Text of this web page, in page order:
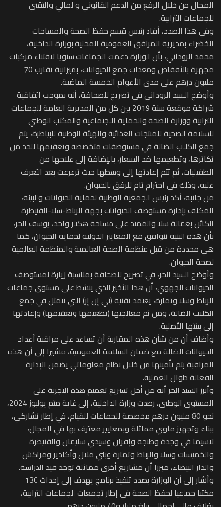
المجال من خلال الرفع من الدعم القانوني والمالي والتقني
للجماعات الترابية.
وفي هذا الصدد، أفاد رئيس قسم حفظ الصحة والمساحات
الخضراء بمديرية المرافق العمومية المحلية بوزارة الداخلية،
محمد الروداني، بأن الوزارة دعمت الجماعات سنويا لاقتناء مركبات
مجهزة بالأقفاص ومعدات جمع الحيوانات، بميزانية تقارب 70
مليون درهم على مدى الأعوام الخمسة الماضية.
وأوضح السيد الروداني في تصريح للصحافة، أنه بموجب اتفاقية
شراكة موقعة سنة 2019 بين كل من المديرية العامة للجماعات
الترابية ووزارة الصحة والحماية الاجتماعية والمكتب الوطني
للسلامة الصحية للمنتجات الغذائية والهيئة الوطنية للبياطرة، يتم
جمع الكلاب الضالة في مستوصفات متخصصة وتعقيمها للحد من
تكاثرها، وتطعيمها ضد السعار، بالإضافة إلى علاجها من
الطفيليات، ثم تتم إعادتها إلى وسطها حيث ترعرعت بعد التعرف
عليه، وذلك في احترام تام للرفق بالحيوان.
من جانبه، أكد رئيس الجمعية الوطنية لحماية الحيوانات والبيئة،
المكلف بإدارة مستوصف الحيوانات بجهة الرباط-سلا-القنيطرة
الكائن بعمالة سلا والممتد على مساحة هكتار واحد، يوسف الحر،
بأن هذه البنية تتوافق مع المعايير الدولية لحماية الحيوان، كما
هي محددة من قبل منظمة الصحة العالمية والمنظمة العالمية
لصحة الحيوان.
وأوضح السيد الحر، في تصريح للصحافة بمناسبة زيارة لمستوصف
الحيوانات الجهوي، أن هذا الأخير الذي ينشط على مستوى جماعات
الرباط وسلا وتمارة، يعتمد تقنية (تي إن إر) التي تتمثل في جمع
الكلاب الضالة، ومن ثم معالجتها (تطعيمها وتعقيمها) وإعادتها
إلى بيئتها الأصلية.
وأضاف أن من شأن هذه المقاربة أن تساعد على مراقبة أعداد
الحيوانات الضالة مع ضمان السلامة العمومية، مشيرا إلى أن هذه
المراقبة يتم تأمينها من خلال نظام معلوماتي يضمن الإدارة
الفعالة طوال العملية.
وأبرز السيد الحر أنه من أجل تسريع تعميم هذه التجربة على
المستوى الوطني، رصدت وزارة الداخلية، إلى غاية متم يوليوز 2024،
نحو 80 مليون درهم مخصصة للجماعات للقيام، في إطار تشاركي،
ببناء وتجهيز مآوي مماثلة وبمعايير معترف بها في المجال،
لاسيما في وجدة وطنجة وإفران وسيدي سليمان والقنيطرة
والخميسات وسلا والرباط وتمارة وبني ملال وأكادير ومراكش
والدار البيضاء، مبرزا أن مشاريع أخرى مماثلة توجد قيد الدراسة.
وأشار إلى أن الوزارة بصدد تنفيذ برنامج يهدف إلى إحداث 130
مكتبا جماعيا لحفظ الصحة في إطار تجمعات الجماعات الترابية،